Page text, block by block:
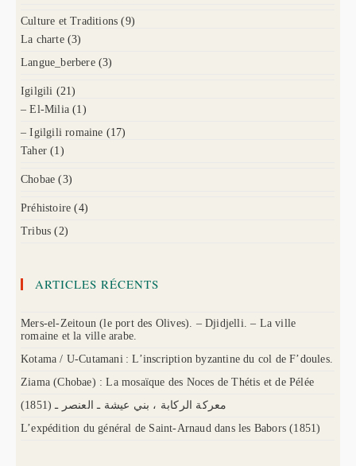
Culture et Traditions (9)
La charte (3)
Langue_berbere (3)
Igilgili (21)
– El-Milia (1)
– Igilgili romaine (17)
Taher (1)
Chobae (3)
Préhistoire (4)
Tribus (2)
ARTICLES RÉCENTS
Mers-el-Zeitoun (le port des Olives). – Djidjelli. – La ville
romaine et la ville arabe.
Kotama / U-Cutamani : L’inscription byzantine du col de F’doules.
Ziama (Chobae) : La mosaïque des Noces de Thétis et de Pélée
(1851) معركة الركابة ، بني عيشة ـ العنصر ـ
L’expédition du général de Saint-Arnaud dans les Babors (1851)